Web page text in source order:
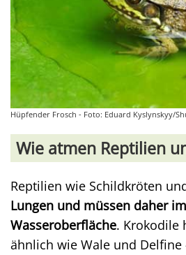
Hüpfender Frosch - Foto: Eduard Kyslynskyy/
Wie atmen Reptilien
Reptilien wie Schildkröten
Lungen und müssen daher
Wasseroberfläche. Krokodile
ähnlich wie Wale und Delfine